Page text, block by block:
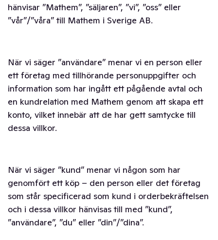
hänvisar ”Mathem”, ”säljaren”, ”vi”, ”oss” eller
”vår”/”våra” till Mathem i Sverige AB.
När vi säger ”användare” menar vi en person eller
ett företag med tillhörande personuppgifter och
information som har ingått ett pågående avtal och
en kundrelation med Mathem genom att skapa ett
konto, vilket innebär att de har gett samtycke till
dessa villkor.
När vi säger ”kund” menar vi någon som har
genomfört ett köp – den person eller det företag
som står specificerad som kund i orderbekräftelsen
och i dessa villkor hänvisas till med ”kund”,
”användare”, ”du” eller ”din”/”dina”.